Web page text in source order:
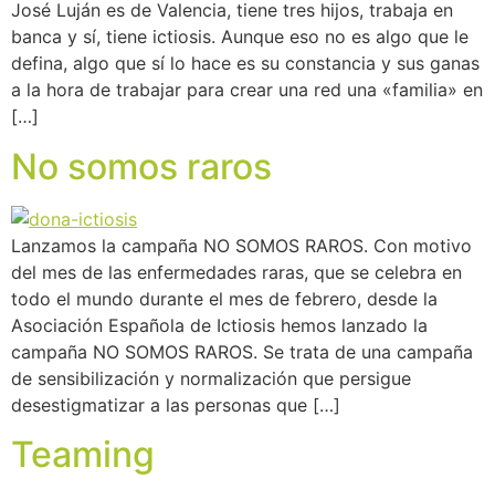
José Luján es de Valencia, tiene tres hijos, trabaja en
banca y sí, tiene ictiosis. Aunque eso no es algo que le
defina, algo que sí lo hace es su constancia y sus ganas
a la hora de trabajar para crear una red una «familia» en
[…]
No somos raros
Lanzamos la campaña NO SOMOS RAROS. Con motivo
del mes de las enfermedades raras, que se celebra en
todo el mundo durante el mes de febrero, desde la
Asociación Española de Ictiosis hemos lanzado la
campaña NO SOMOS RAROS. Se trata de una campaña
de sensibilización y normalización que persigue
desestigmatizar a las personas que […]
Teaming